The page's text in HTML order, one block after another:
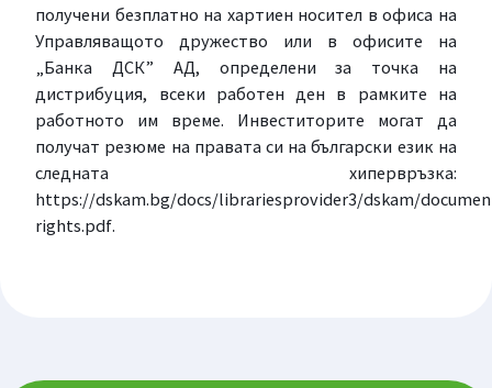
получени безплатно на хартиен носител в офиса на
Управляващото дружество или в офисите на
„Банка ДСК” АД, определени за точка на
дистрибуция, всеки работен ден в рамките на
работното им време. Инвеститорите могат да
получат резюме на правата си на български език на
следната хипервръзка:
https://dskam.bg/docs/librariesprovider3/dskam/
rights.pdf.